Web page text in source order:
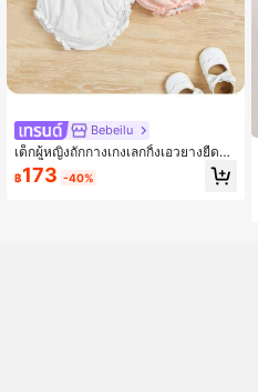
Bebeilu
เด็กผู้หญิงถักกางเกงเลกกิ้งเอวยางยืดสา
มเหลี่ยมสีทึบลำลอง
฿173 -40%